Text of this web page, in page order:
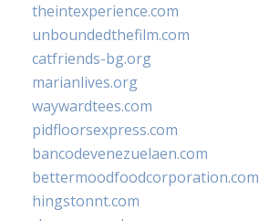
theintexperience.com
unboundedthefilm.com
catfriends-bg.org
marianlives.org
waywardtees.com
pidfloorsexpress.com
bancodevenezuelaen.com
bettermoodfoodcorporation.com
hingstonnt.com